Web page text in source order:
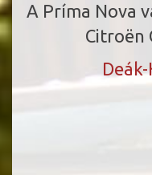
A Príma Nova
Citroën